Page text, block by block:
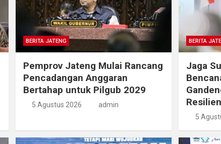
BERITA JATENG
Pemprov Jateng Mulai Rancang
Pencadangan Anggaran
Bertahap untuk Pilgub 2029
5 Agustus 2026 admin
BERITA
Jaga
5